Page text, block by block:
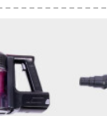
用吸殻砂石80 L 3600